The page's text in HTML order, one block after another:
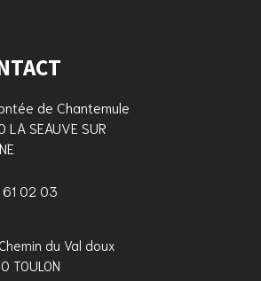
de Chantemule
LA SEAUVE SUR
61 02 03
du Val doux
TOULON